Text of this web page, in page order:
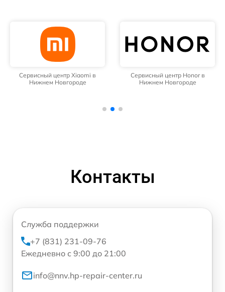
Сервисный центр Xiaomi в
Нижнем Новгороде
Сервисный центр Honor в
Нижнем Новгороде
Контакты
Служба поддержки
+7 (831) 231-09-76
Ежедневно с 9:00 до 21:00
info@nnv.hp-repair-center.ru